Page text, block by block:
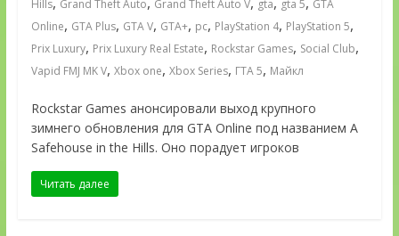
Hills Grand Theft Auto Grand Theft Auto V gta gta 5 GTA
Online, GTA Plus, GTA V, GTA+, pc, PlayStation 4, PlayStation 5,
Prix Luxury, Prix Luxury Real Estate, Rockstar Games, Social Club,
Vapid FMJ MK V, Xbox one, Xbox Series, ГТА 5, Майкл
Rockstar Games анонсировали выход крупного
зимнего обновления для GTA Online под названием A
Safehouse in the Hills. Оно порадует игроков
Читать далее